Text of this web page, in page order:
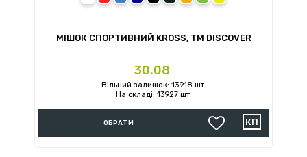
МІШОК СПОРТИВНИЙ KROSS, TM DISCOVER
Ціна
30.08
Вільний залишок: 13918 шт.
На складі: 13927 шт.
ОБРАТИ